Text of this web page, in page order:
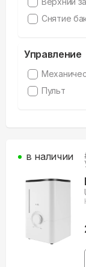
Снятие
Управление
Пульт
в наличии